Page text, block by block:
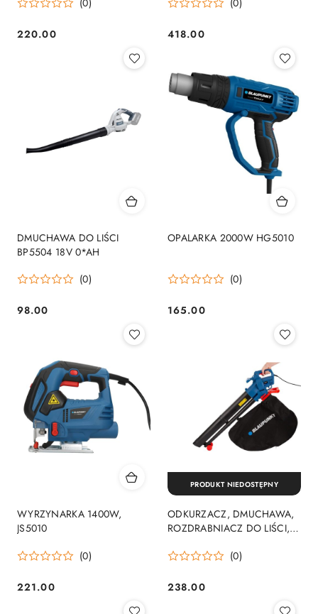
Cena:
220.00 Cena:
418.00
DMUCHAWA DO LIŚCI
BP5504 18V 0*AH
(0)
Cena:
98.00
OPALARKA 2000W HG5010
(0)
Cena:
165.00
WYRZYNARKA 1400W,
JS5010
(0)
Cena:
221.00
ODKURZACZ, DMUCHAWA,
ROZDRABNIACZ DO LIŚCI,
(0)
Cena:
238.00
PRODUKT NIEDOSTĘPNY